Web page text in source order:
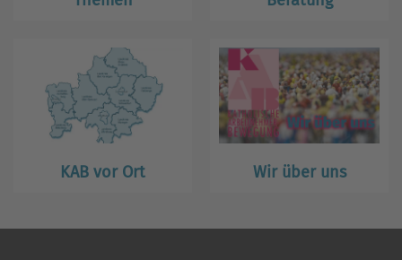
KAB vor Ort Wir über uns